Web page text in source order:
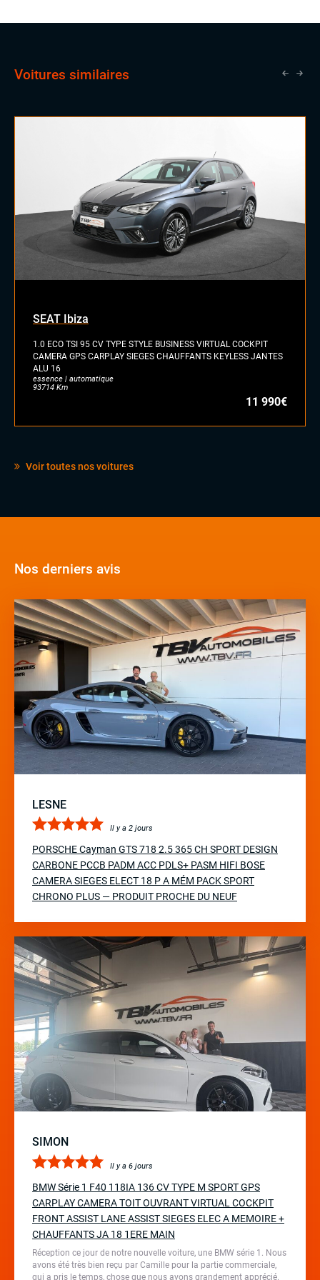
commercial.
Volant cuir
Voitures similaires
SEAT Ibiza
1.0 ECO TSI 95 CV TYPE STYLE BUSINESS VIRTUAL COCKPIT
CAMERA GPS CARPLAY SIEGES CHAUFFANTS KEYLESS JANTES
ALU 16
essence | automatique
93714 Km
11 990€
Voir toutes nos voitures
Nos derniers avis
LESNE
Il y a 2 jours
PORSCHE Cayman GTS 718 2.5 365 CH SPORT DESIGN
CARBONE PCCB PADM ACC PDLS+ PASM HIFI BOSE
CAMERA SIEGES ELECT 18 P A MÉM PACK SPORT
CHRONO PLUS — PRODUIT PROCHE DU NEUF
SIMON
Il y a 6 jours
BMW Série 1 F40 118IA 136 CV TYPE M SPORT GPS
CARPLAY CAMERA TOIT OUVRANT VIRTUAL COCKPIT
FRONT ASSIST LANE ASSIST SIEGES ELEC A MEMOIRE +
CHAUFFANTS JA 18 1ERE MAIN
Réception ce jour de notre nouvelle voiture, une BMW série 1. Nous
avons été très bien reçu par Camille pour la partie commerciale,
qui a pris le temps, chose que nous avons grandement apprécié.